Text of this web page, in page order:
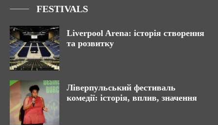
FESTIVALS
Liverpool Arena: історія створення
та розвитку
Ліверпульський фестиваль
комедії: історія, вплив, значення